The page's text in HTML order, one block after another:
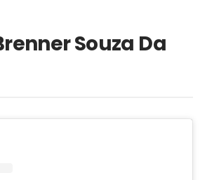
Souza Da